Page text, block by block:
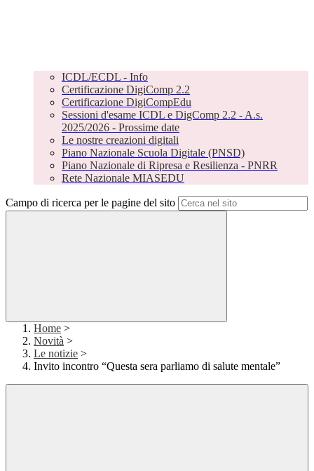
ICDL/ECDL - Info
Certificazione DigiComp 2.2
Certificazione DigiCompEdu
Sessioni d'esame ICDL e DigComp 2.2 - A.s.
2025/2026 - Prossime date
Le nostre creazioni digitali
Piano Nazionale Scuola Digitale (PNSD)
Piano Nazionale di Ripresa e Resilienza - PNRR
Rete Nazionale MIASEDU
Campo di ricerca per le pagine del sito
Home >
Novità >
Le notizie >
Invito incontro “Questa sera parliamo di salute mentale”